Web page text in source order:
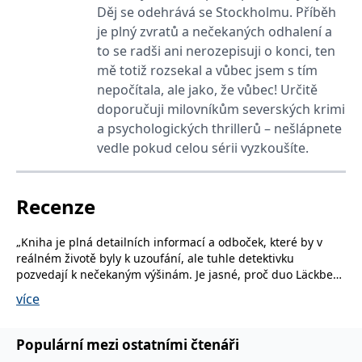
Děj se odehrává se Stockholmu. Příběh
je plný zvratů a nečekaných odhalení a
to se radši ani nerozepisuji o konci, ten
mě totiž rozsekal a vůbec jsem s tím
nepočítala, ale jako, že vůbec! Určitě
doporučuji milovníkům severských krimi
a psychologických thrillerů – nešlápnete
vedle pokud celou sérii vyzkoušíte.
Recenze
„Kniha je plná detailních informací a odboček, které by v
reálném životě byly k uzoufání, ale tuhle detektivku
pozvedají k nečekaným výšinám. Je jasné, proč duo Läckberg
a Fexeus spolupráce tak baví a proč to dělají. Těšte se na
skutečně silný závěr!“
„Spojení královny severské krimi a jednoho z předních
více
Populární mezi ostatními čtenáři
Meta Platform
Inc.
.grada.cz
poskytování řady
reklamních produktů,
jako je nabízení cen v
reálném čase od
inzerentů třetích stran.
Microsoft
Corporation
.c.bing.com
1 rok
Toto je cookie první
strany společnosti
Microsoft MSN, které
zajišťuje správné
fungování této webové
Corporation
provádí informace o
návštěvou uvedeného
webu.
__utmzzses
Google LLC
Zavřením
Parametry UTM
Corporation
používá společnost Bing